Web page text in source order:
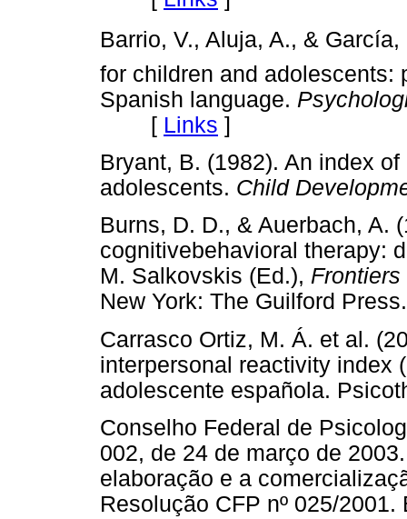
Barrio, V., Aluja, A., & García,
for children and adolescents:
Spanish language.
[ Links ]
Bryant, B. (1982). An index
adolescents. Child
Burns, D. D., & Auerbach, A.
cognitivebehavioral therapy:
M. Salkovskis (Ed.),
New York: The Guilford
Carrasco Ortiz, M. Á. et al.
interpersonal reactivity index
adolescente española.
Conselho Federal de
002, de 24 de março de
elaboração e a
Resolução CFP nº 025/